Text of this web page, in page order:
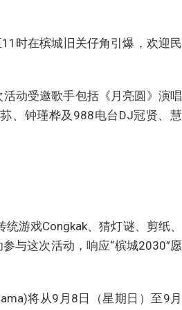
时在槟城旧关仔角引爆，欢迎民
动受邀歌手包括《月亮圆》演唱
、钟瑾桦及988电台DJ冠贤、慧
游戏Congkak、猜灯谜、剪纸、
与这次活动，响应“槟城2030”愿
将从9月8日（星期日）至9月